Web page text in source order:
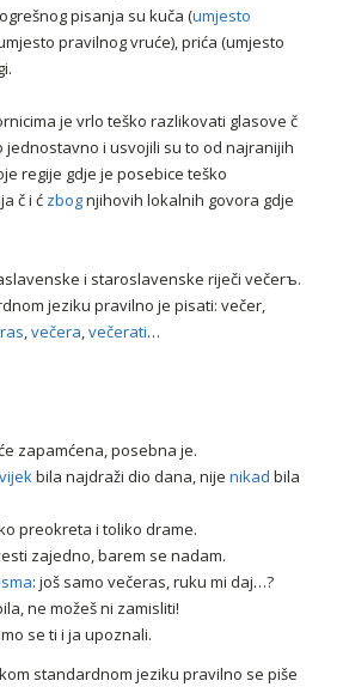
pisanja su kuča (umjesto
pravilnog vruće), prića (umjesto
je vrlo teško razlikovati glasove č
jednostavno i usvojili su to od najranijih
regije gdje je posebice teško
č i ć zbognjihovih lokalnih govora gdje
i staroslavenske riječi večerъ.
jeziku pravilno je pisati: večer,
,večera,večerati…
zapamćena, posebna je.
bila najdraži dio dana, nije nikad bila
preokreta i toliko drame.
zajedno, barem se nadam.
: još samo večeras, ruku mi daj…?
ne možeš ni zamisliti!
se ti i ja upoznali.
standardnom jeziku pravilno se piše